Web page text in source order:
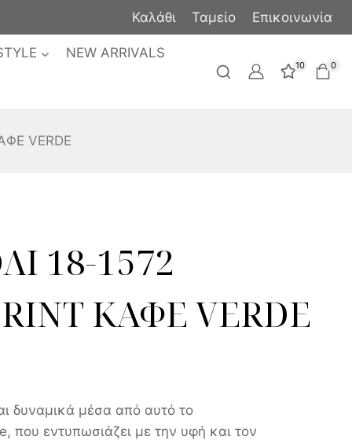
Καλάθι Ταμείο Επικοινωνία
NEW ARRIVALS
10 0
VERDE
18-1572
ΚΑΦΕ VERDE
δυναμικά μέσα από αυτό το
που εντυπωσιάζει με την υφή και τον